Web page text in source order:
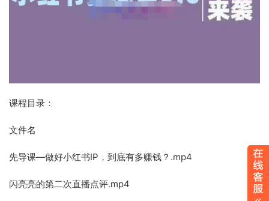
课程目录：
文件名
先导课—做好小红书IP，到底有多赚钱？.mp4
闪亮亮的第二次直播点评.mp4